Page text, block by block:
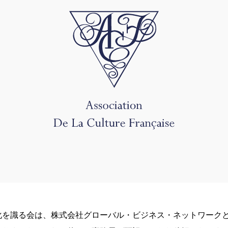
識る会は、株式会社グローバル・ビジネス・ネットワーク